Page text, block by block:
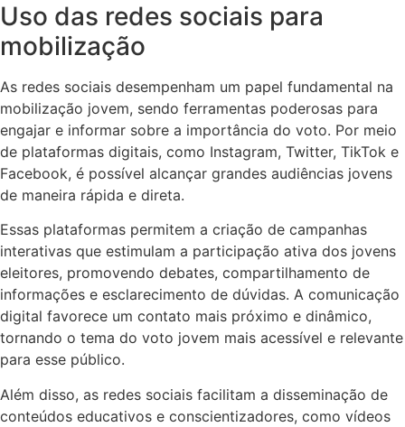
Uso das redes sociais para
mobilização
As redes sociais desempenham um papel fundamental na
mobilização jovem, sendo ferramentas poderosas para
engajar e informar sobre a importância do voto. Por meio
de plataformas digitais, como Instagram, Twitter, TikTok e
Facebook, é possível alcançar grandes audiências jovens
de maneira rápida e direta.
Essas plataformas permitem a criação de campanhas
interativas que estimulam a participação ativa dos jovens
eleitores, promovendo debates, compartilhamento de
informações e esclarecimento de dúvidas. A comunicação
digital favorece um contato mais próximo e dinâmico,
tornando o tema do voto jovem mais acessível e relevante
para esse público.
Além disso, as redes sociais facilitam a disseminação de
conteúdos educativos e conscientizadores, como vídeos